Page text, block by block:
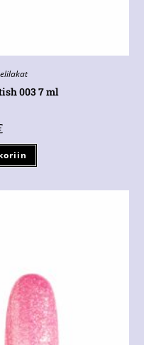
003 7 ml